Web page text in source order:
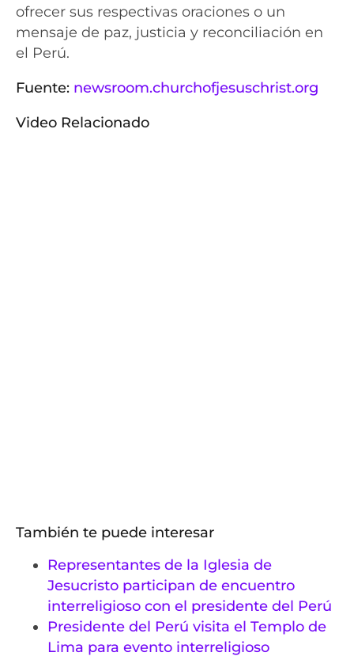
ofrecer sus respectivas oraciones o un
mensaje de paz, justicia y reconciliación en
el Perú.
Fuente: newsroom.churchofjesuschrist.org
Video Relacionado
También te puede interesar
Representantes de la Iglesia de
Jesucristo participan de encuentro
interreligioso con el presidente del Perú
Presidente del Perú visita el Templo de
Lima para evento interreligioso